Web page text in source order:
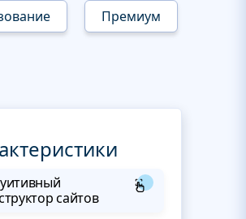
Премиум
сайтов